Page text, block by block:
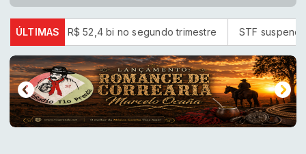
ÚLTIMAS
de R$ 52,4 bi no segundo trimestre STF suspende